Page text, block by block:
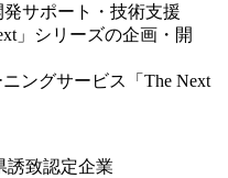
サポート・技術支援
」シリーズの企画・開
ングサービス「The Next
誘致認定企業